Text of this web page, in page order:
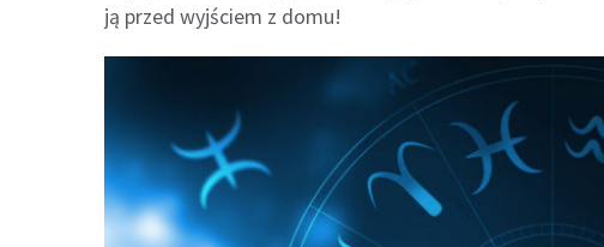
ją przed wyjściem z domu!